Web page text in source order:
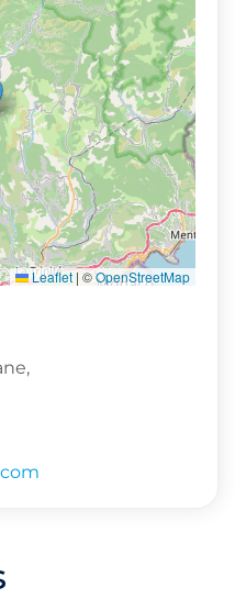
Leaflet | ©OpenStreetMap